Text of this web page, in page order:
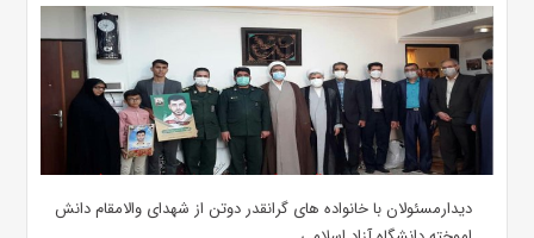
دیدارمسئولان با خانواده های گرانقدر دوتن از شهدای والامقام دانش